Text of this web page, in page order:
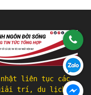
nhật liên tục các
giải trí, du lịch, ẩm